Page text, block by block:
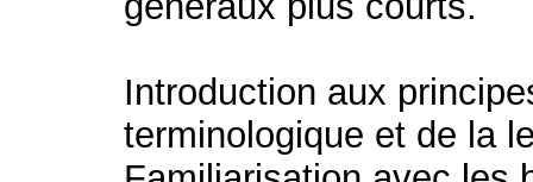
Introduction aux
terminologique et de la